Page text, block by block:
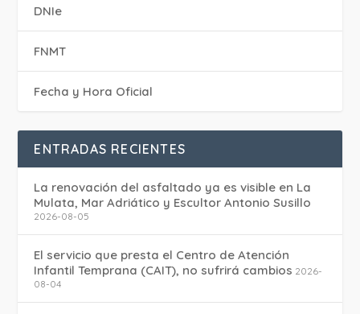
DNIe
FNMT
Fecha y Hora Oficial
ENTRADAS RECIENTES
La renovación del asfaltado ya es visible en La
Mulata, Mar Adriático y Escultor Antonio Susillo
2026-08-05
El servicio que presta el Centro de Atención
Infantil Temprana (CAIT), no sufrirá cambios 2026-
08-04